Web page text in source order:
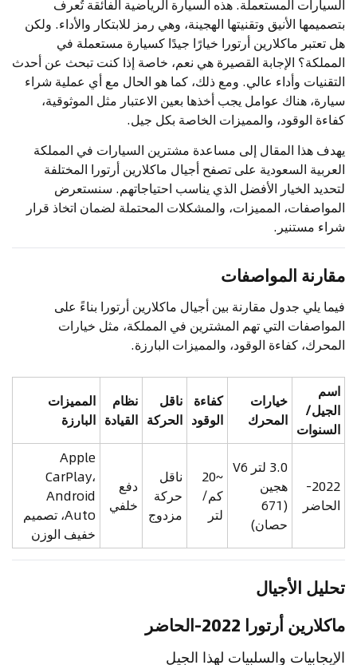
السيارات المستعملة. هذه السيارة الرياضية الفائقة تُعرف
بتصميمها الأنيق وتقنيتها الهجينة، وهي رمز للابتكار والأداء. ولكن
هل تعتبر ماكلارين أرتورا خيارًا جيدًا كسيارة مستعملة في
المملكة؟ الإجابة القصيرة هي نعم، خاصة إذا كنت تبحث عن أحدث
التقنيات وأداء عالي. ومع ذلك، كما هو الحال مع أي عملية شراء
سيارة، هناك عوامل يجب أخذها بعين الاعتبار مثل الموثوقية،
كفاءة الوقود، والمميزات الخاصة بكل جيل.
يهدف هذا المقال إلى مساعدة مشترين السيارات في المملكة
العربية السعودية على تصفح أجيال ماكلارين أرتورا المختلفة
لتحديد الخيار الأفضل الذي يناسب احتياجاتهم. سنستعرض
المواصفات، المميزات، والمشكلات المحتملة لضمان اتخاذ قرار
شراء مستنير.
مقارنة المواصفات
فيما يلي جدول مقارنة بين أجيال ماكلارين أرتورا بناءً على
المواصفات التي تهم المشترين في المملكة، مثل خيارات
المحرك، كفاءة الوقود، والمميزات البارزة.
اسم
الجيل/
السنوات
خيارات
المحرك
كفاءة
الوقود
ناقل
الحركة
نظام
القيادة
المميزات
البارزة
2022-
الحاضر
3.0 لتر V6
هجين
(671
حصان)
~20
كم/
لتر
ناقل
حركة
مزدوج
دفع
خلفي
Apple
CarPlay،
Android
Auto، تصميم
خفيف الوزن
تحليل الأجيال
ماكلارين أرتورا 2022-الحاضر
الإيجابيات والسلبيات لهذا الجيل